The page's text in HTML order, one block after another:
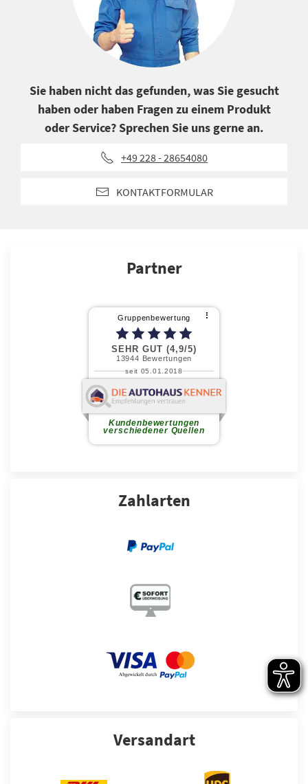
Sie haben nicht das gefunden, was Sie gesucht
haben oder haben Fragen zu einem Produkt
oder Service? Sprechen Sie uns gerne an.
+49 228 - 28654080
KONTAKTFORMULAR
Partner
Zahlarten
Versandart